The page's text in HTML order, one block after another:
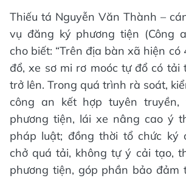
Thiếu tá Nguyễn Văn Thành –
vụ đăng ký phương tiện (Công
cho biết: “Trên địa bàn xã hiện có
đổ, xe sơ mi rơ moóc tự đổ có
trở lên. Trong quá trình rà soát,
công an kết hợp tuyên truyền,
phương tiện, lái xe nâng cao ý
pháp luật; đồng thời tổ chức ký
chở quá tải, không tự ý cải tạo,
phương tiện, góp phần bảo đảm